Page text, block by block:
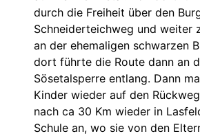
durch die Freiheit über den
Schneiderteichweg und weiter
an der ehemaligen schwarzen
dort führte die Route dann an
Sösetalsperre entlang. Dann
Kinder wieder auf den
nach ca 30 Km wieder in
Schule an, wo sie von den